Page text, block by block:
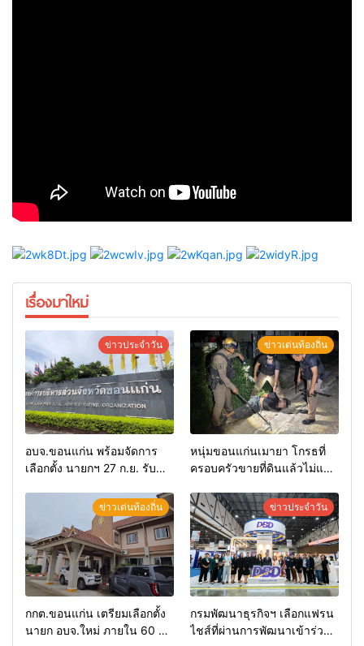
เรื่องมาใหม่
ข่าวประจำวัน
อบจ.ขอนแก่น พร้อมจัดการ
เลือกตั้ง นายกฯ 27 ก.ย. รับ
ลงสมัครรับการเลือกตั้งหาก
คุณสมบัติครบ มั่นใจคนใช้
สิทธิ์ทะลุ 70%
ข่าวเด่นท้องถิ่น
หนุ่มขอนแก่นเมายา โกรธที่
ครอบครัวขายที่ดินแล้วไม่แบ่ง
ทำงาน ผกก.ฯ 2 นัด ตำรวจคุม
ตัวได้ทันควัน
ข่าวเด่นท้องถิ่น
กกต.ขอนแก่น เตรียมเลือกตั้ง
นายก อบจ.ใหม่ ภายใน 60 วัน
ข่าวประจำวัน
กรมพัฒนาธุรกิจฯ เลือกแฟรน
ไชส์ที่ผ่านการพัฒนาเข้าร่วม